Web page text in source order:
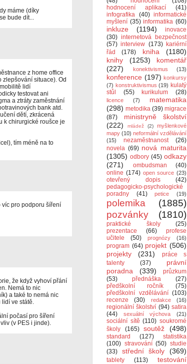
máme (díky
bude dít...
z home office
situace). Od
lidí
testovat ani
a ztráty zaměstnání
bank atd.
dětí, zkrácená
k chirurgické roušce je
tím méně na to
víc pro podporu šíření
že když vyhoví přání
Nemá to nic
a také to nemá nic
ve státě.
počasí pro šíření
(v PES i jinde).
hodnocení aplikací
(41)
infografika (40) informatické
myšlení (35) informatika (60)
inkluze (1194)
inovace
(30) internetová bezpečnost
(57) interview (173) kariérní
řád
(178) kniha
(1180)
knihy
(1253)
komentář
(227)
konektivismus (13)
konference (197) konkursy
(7) konstruktivismus (19) kulatý
stůl
(55) kurikulum (28)
licence (7)
matematika
(298) metodika (39) migrace
(87)
ministryně školství
(222)
mládež (2)
myšlenkové
mapy (10) neformální vzdělávání
(15)
nezaměstnanost
(26)
novela (69) nová maturita
(1305) odbory (45) odkazy
(271)
ombudsman
(40)
online (174) open source (23)
otevřený dopis
(42)
pedagogicko-psychologické
poradny
(41) petice (19)
polemika
(1885)
pozvánky
(1810)
praktické školy
(25)
prezentace
(66)
profese
učitele
(50) prognózy (16)
program (64) projekt (506)
projekty
(231)
práce s
talenty
(37)
právní
poradna
(339)
průzkum
(53)
přednáška
(27)
předškolní ročník
(75)
předškolní vzdělávání (103)
recenze
(30) redakce (16)
regionální školství (94) satira
(44)
sexuální výchova (21)
sociální sítě (110) soukromé
školy
(165) soutěž (498)
standard (127)
statistika
(100) stravování (50) studie
(33)
střední školy (369)
tablety (113)
testování